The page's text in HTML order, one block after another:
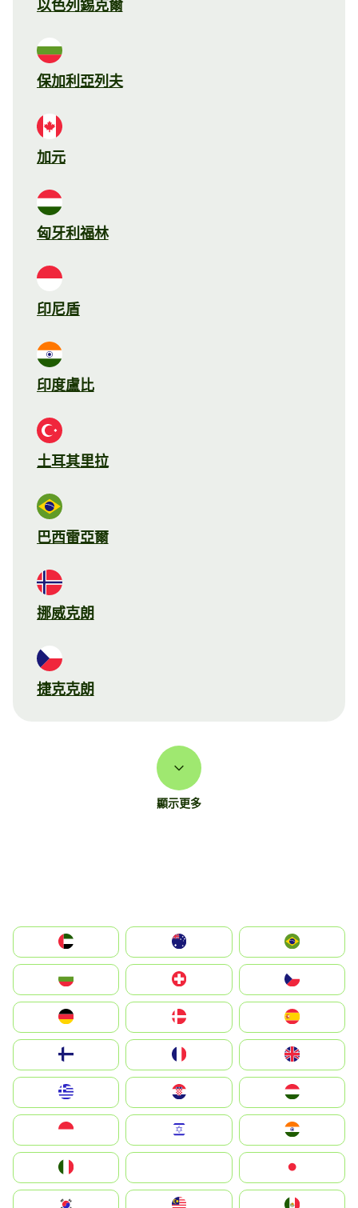
以色列錫克爾
保加利亞列夫
加元
匈牙利福林
印尼盾
印度盧比
土耳其里拉
巴西雷亞爾
挪威克朗
捷克克朗
顯示更多
الإمارات العربية المتحدة
Switzerland
Deutschland
United Kingdom
Magyarország
South Korea